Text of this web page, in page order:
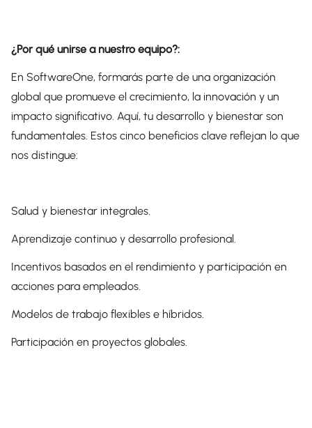
¿Por qué unirse a nuestro equipo?:
En SoftwareOne, formarás parte de una organización
global que promueve el crecimiento, la innovación y un
impacto significativo. Aquí, tu desarrollo y bienestar son
fundamentales. Estos cinco beneficios clave reflejan lo que
nos distingue:
Salud y bienestar integrales.
Aprendizaje continuo y desarrollo profesional.
Incentivos basados ​​en el rendimiento y participación en
acciones para empleados.
Modelos de trabajo flexibles e híbridos.
Participación en proyectos globales.